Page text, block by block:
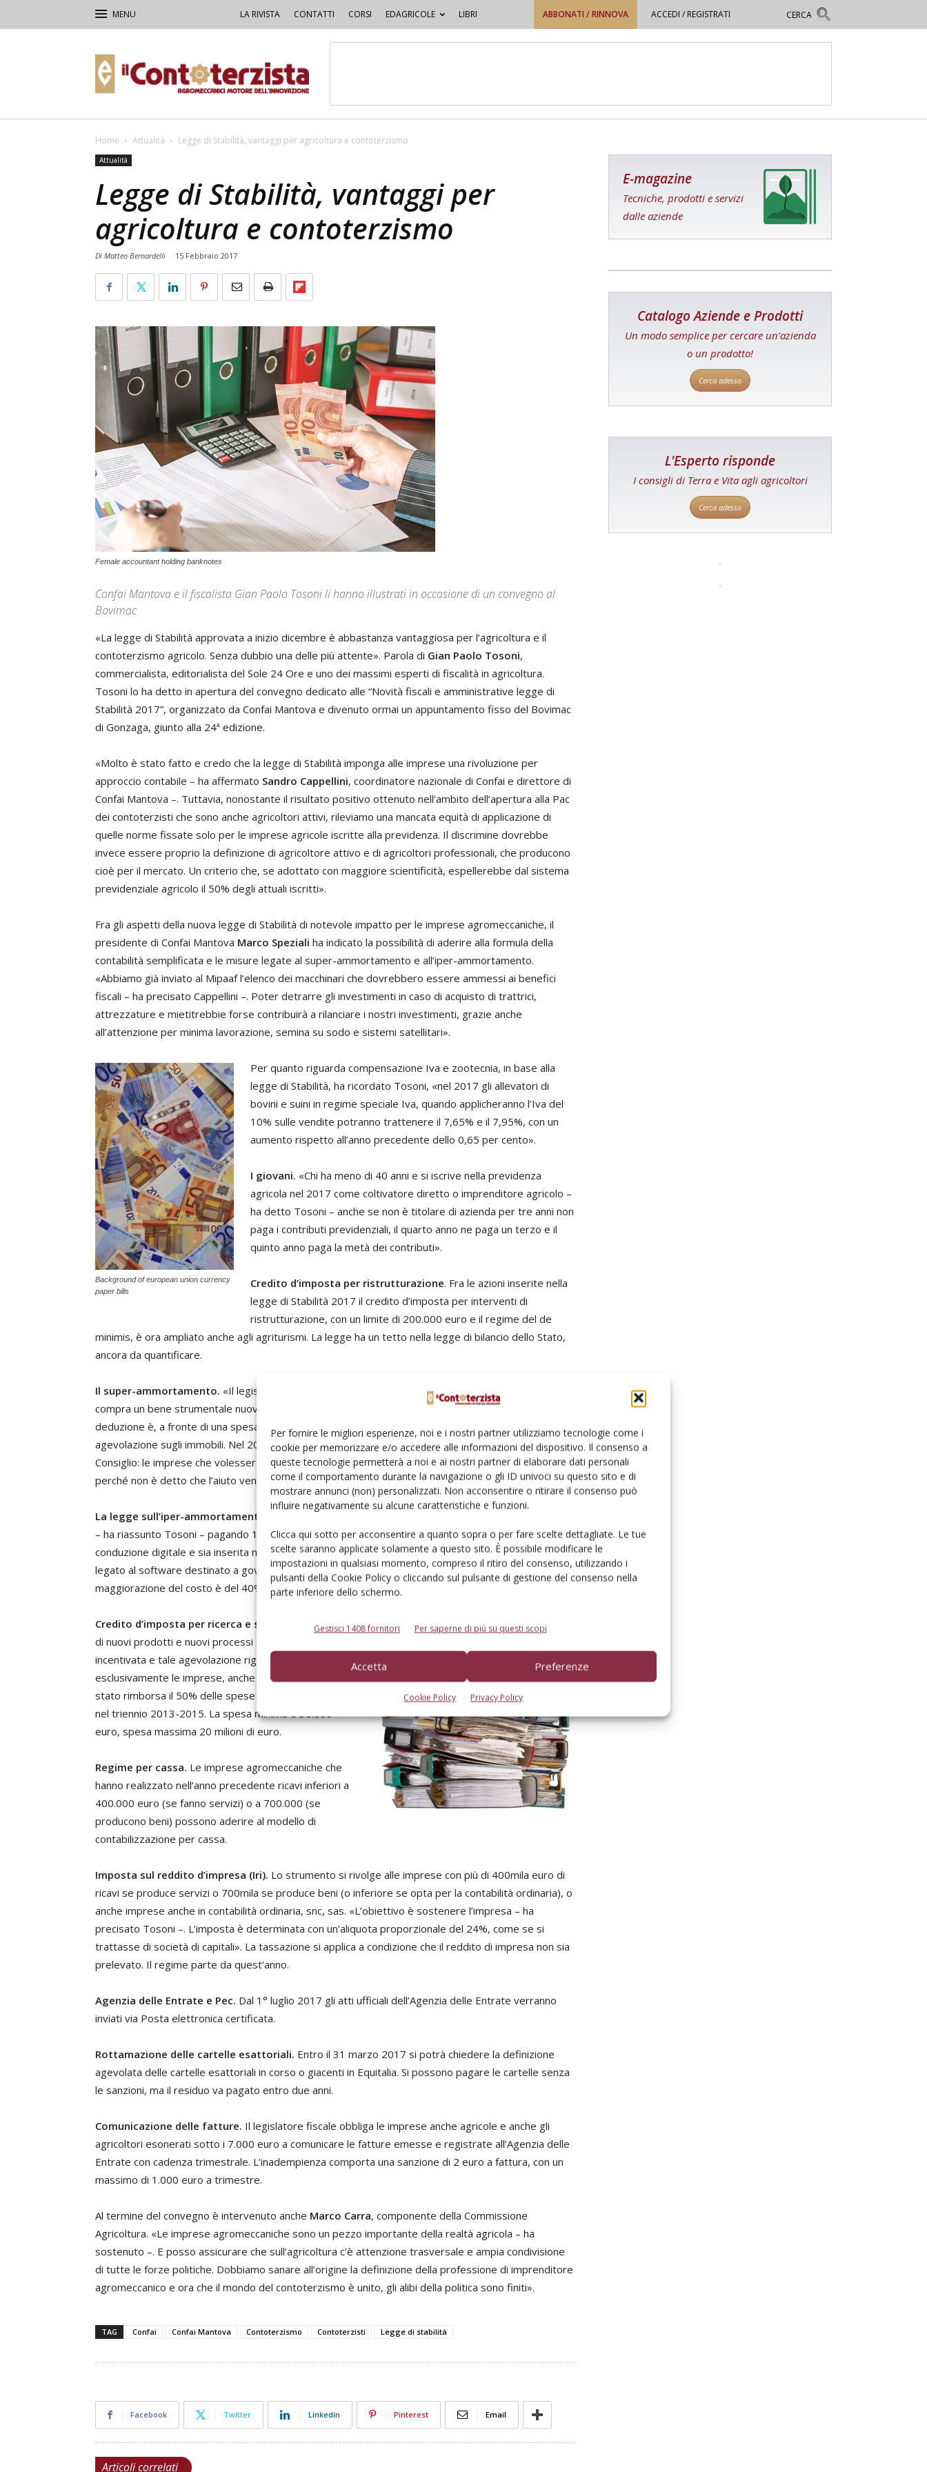
Per fornire le migliori esperienze, noi e i nostri partner utilizziamo tecnologie come i
cookie per memorizzare e/o accedere alle informazioni del dispositivo. Il consenso a
queste tecnologie permetterà a noi e ai nostri partner di elaborare dati personali
come il comportamento durante la navigazione o gli ID univoci su questo sito e di
mostrare annunci (non) personalizzati. Non acconsentire o ritirare il consenso può
influire negativamente su alcune caratteristiche e funzioni.
Clicca qui sotto per acconsentire a quanto sopra o per fare scelte dettagliate. Le tue
scelte saranno applicate solamente a questo sito. È possibile modificare le
impostazioni in qualsiasi momento, compreso il ritiro del consenso, utilizzando i
pulsanti della Cookie Policy o cliccando sul pulsante di gestione del consenso nella
parte inferiore dello schermo.
Gestisci 1408 fornitori Per saperne di più su questi scopi
Accetta Preferenze
Cookie Policy Privacy Policy
LA RIVISTA CONTATTI CORSI EDAGRICOLE LIBRI ABBONATI / RINNOVA ACCEDI / REGISTRATI
Contoterzista
Home Attualità Legge di Stabilità, vantaggi per agricoltura e contoterzismo
Attualità
Legge di Stabilità, vantaggi per
agricoltura e contoterzismo
Di Matteo Bernardelli - 15 Febbraio 2017
Female accountant holding banknotes
Confai Mantova e il fiscalista Gian Paolo Tosoni li hanno illustrati in occasione di un convegno al
Bovimac
«La legge di Stabilità approvata a inizio dicembre è abbastanza vantaggiosa per l’agricoltura e il
contoterzismo agricolo. Senza dubbio una delle più attente». Parola di Gian Paolo Tosoni,
commercialista, editorialista del Sole 24 Ore e uno dei massimi esperti di fiscalità in agricoltura.
Tosoni lo ha detto in apertura del convegno dedicato alle “Novità fiscali e amministrative legge di
Stabilità 2017”, organizzato da Confai Mantova e divenuto ormai un appuntamento fisso del Bovimac
di Gonzaga, giunto alla 24ª edizione.
«Molto è stato fatto e credo che la legge di Stabilità imponga alle imprese una rivoluzione per
approccio contabile – ha affermato Sandro Cappellini, coordinatore nazionale di Confai e direttore di
Confai Mantova –. Tuttavia, nonostante il risultato positivo ottenuto nell’ambito dell’apertura alla Pac
dei contoterzisti che sono anche agricoltori attivi, rileviamo una mancata equità di applicazione di
quelle norme fissate solo per le imprese agricole iscritte alla previdenza. Il discrimine dovrebbe
invece essere proprio la definizione di agricoltore attivo e di agricoltori professionali, che producono
cioè per il mercato. Un criterio che, se adottato con maggiore scientificità, espellerebbe dal sistema
previdenziale agricolo il 50% degli attuali iscritti».
Fra gli aspetti della nuova legge di Stabilità di notevole impatto per le imprese agromeccaniche, il
presidente di Confai Mantova Marco Speziali ha indicato la possibilità di aderire alla formula della
contabilità semplificata e le misure legate al super-ammortamento e all’iper-ammortamento.
«Abbiamo già inviato al Mipaaf l’elenco dei macchinari che dovrebbero essere ammessi ai benefici
fiscali – ha precisato Cappellini –. Poter detrarre gli investimenti in caso di acquisto di trattrici,
attrezzature e mietitrebbie forse contribuirà a rilanciare i nostri investimenti, grazie anche
all’attenzione per minima lavorazione, semina su sodo e sistemi satellitari».
Background of european union currency
paper bills
Per quanto riguarda compensazione Iva e zootecnia, in base alla
legge di Stabilità, ha ricordato Tosoni, «nel 2017 gli allevatori di
bovini e suini in regime speciale Iva, quando applicheranno l’Iva del
10% sulle vendite potranno trattenere il 7,65% e il 7,95%, con un
aumento rispetto all’anno precedente dello 0,65 per cento».
I giovani. «Chi ha meno di 40 anni e si iscrive nella previdenza
agricola nel 2017 come coltivatore diretto o imprenditore agricolo –
ha detto Tosoni – anche se non è titolare di azienda per tre anni non
paga i contributi previdenziali, il quarto anno ne paga un terzo e il
quinto anno paga la metà dei contributi».
Credito d’imposta per ristrutturazione. Fra le azioni inserite nella
legge di Stabilità 2017 il credito d’imposta per interventi di
ristrutturazione, con un limite di 200.000 euro e il regime del de
minimis, è ora ampliato anche agli agriturismi. La legge ha un tetto nella legge di bilancio dello Stato,
ancora da quantificare.
Il super-ammortamento. «Il legislatore riconferma la legge secondo la quale, quando un soggetto
compra un bene strumentale nuovo, ha diritto ad ammortizzare di più di quello che ha pagato. La
deduzione è, a fronte di una spesa di 100, di 140. I beni strumentali devono essere nuovi, non c’è
agevolazione sugli immobili. Nel 2017 sono stati eliminati gli autoveicoli», ha spiegato Tosoni.
Consiglio: le imprese che volessero programmare acquisti nel 2017 non perdano l’occasione, anche
perché non è detto che l’aiuto venga confermato anche il prossimo anno.
La legge sull’iper-ammortamento.
«A fronte di un acquisto di macchina operatrice o di un impianto
– ha riassunto Tosoni – pagando 100 si ammortizza 250, a condizione che la macchina sia a
conduzione digitale e sia inserita nell’allegato A del decreto ministeriale». Un ulteriore premio è
legato al software destinato a governare la macchina operatrice o l’impianto. Sul software la
maggiorazione del costo è del 40%.
Credito d’imposta per ricerca e sviluppo.
La ricerca
di nuovi prodotti e nuovi processi è fortemente
incentivata e tale agevolazione riguarda
esclusivamente le imprese, anche quelle agricole. Lo
stato rimborsa il 50% delle spese in più, sostenute
nel triennio 2013-2015. La spesa minima è 30.000
euro, spesa massima 20 milioni di euro.
Regime per cassa. Le imprese agromeccaniche che
hanno realizzato nell’anno precedente ricavi inferiori a
400.000 euro (se fanno servizi) o a 700.000 (se
producono beni) possono aderire al modello di
contabilizzazione per cassa.
Imposta sul reddito d’impresa (Iri). Lo strumento si rivolge alle imprese con più di 400mila euro di
ricavi se produce servizi o 700mila se produce beni (o inferiore se opta per la contabilità ordinaria), o
anche imprese anche in contabilità ordinaria, snc, sas. «L’obiettivo è sostenere l’impresa – ha
precisato Tosoni –. L’imposta è determinata con un’aliquota proporzionale del 24%, come se si
trattasse di società di capitali». La tassazione si applica a condizione che il reddito di impresa non sia
prelevato. Il regime parte da quest’anno.
Agenzia delle Entrate e Pec. Dal 1° luglio 2017 gli atti ufficiali dell’Agenzia delle Entrate verranno
inviati via Posta elettronica certificata.
Rottamazione delle cartelle esattoriali. Entro il 31 marzo 2017 si potrà chiedere la definizione
agevolata delle cartelle esattoriali in corso o giacenti in Equitalia. Si possono pagare le cartelle senza
le sanzioni, ma il residuo va pagato entro due anni.
Comunicazione delle fatture. Il legislatore fiscale obbliga le imprese anche agricole e anche gli
agricoltori esonerati sotto i 7.000 euro a comunicare le fatture emesse e registrate all’Agenzia delle
Entrate con cadenza trimestrale. L’inadempienza comporta una sanzione di 2 euro a fattura, con un
massimo di 1.000 euro a trimestre.
Al termine del convegno è intervenuto anche Marco Carra, componente della Commissione
Agricoltura. «Le imprese agromeccaniche sono un pezzo importante della realtà agricola – ha
sostenuto –. E posso assicurare che sull’agricoltura c’è attenzione trasversale e ampia condivisione
di tutte le forze politiche. Dobbiamo sanare all’origine la definizione della professione di imprenditore
agromeccanico e ora che il mondo del contoterzismo è unito, gli alibi della politica sono finiti».
TAG Confai Confai Mantova Contoterzismo Contoterzisti Legge di stabilità
Facebook Twitter Linkedin Pinterest Email
Articoli correlati
E-magazine
Tecniche, prodotti e servizi
dalle aziende
Catalogo Aziende e Prodotti
Un modo semplice per cercare un'azienda
o un prodotto!
Cerca adesso
L'Esperto risponde
I consigli di Terra e Vita agli agricoltori
Cerca adesso